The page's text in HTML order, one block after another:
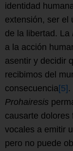
identidad
extensión, ser el
de la libertad. La
a la acción
asentir y decidir
recibimos del
consecuencia[5]
Prohairesis
causarte dolores
vocales a emitir
pero no puede